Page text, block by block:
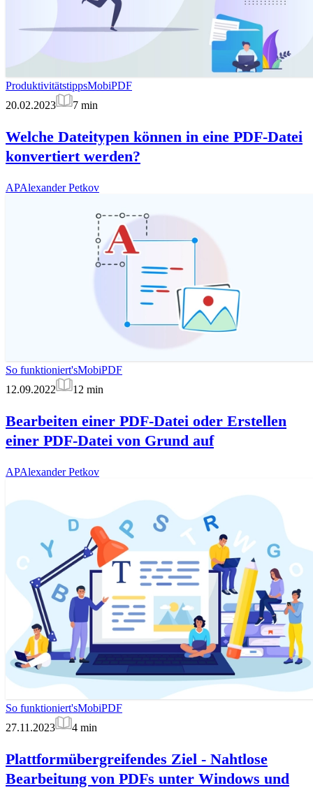
ProduktivitätstippsMobiPDF
20.02.2023
7 min
Welche Dateitypen können in eine PDF-Datei
konvertiert werden?
APAlexander Petkov
So funktioniert'sMobiPDF
12.09.2022
12 min
Bearbeiten einer PDF-Datei oder Erstellen
einer PDF-Datei von Grund auf
APAlexander Petkov
So funktioniert'sMobiPDF
27.11.2023
4 min
Plattformübergreifendes Ziel - Nahtlose
Bearbeitung von PDFs unter Windows und